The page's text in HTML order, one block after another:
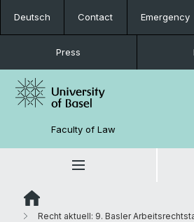
Deutsch Contact Emergency
Press
Faculty of Law
Recht aktuell: 9. Basler